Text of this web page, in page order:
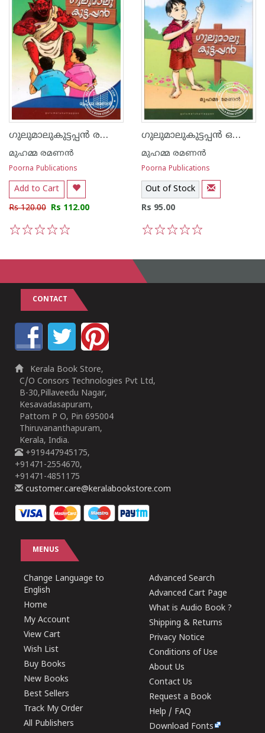
ഗുലുമാലുകുട്ടപ്പ‌ന്‍ രണ്ടാം ഭാഗം
മുഹമ്മ രമണ‌ന്‍
Poorna Publications
Add to Cart
Rs 120.00 Rs 112.00
ഗുലുമാലുകുട്ടപ്പ‌ന്‍ ഒന്നാം ഭാഗം
മുഹമ്മ രമണ‌ന്‍
Poorna Publications
Out of Stock
Rs 95.00
CONTACT
Kerala Book Store,
C/O Consors Technologies Pvt Ltd,
B-30,Pillaveedu Nagar,
Kesavadasapuram,
Pattom P O, Pin 695004
Thiruvananthapuram,
Kerala, India.
+919447945175,
+91471-2554670,
+91471-4851175
customer.care@keralabookstore.com
MENUS
Change Language to
English
Home
My Account
View Cart
Wish List
Buy Books
New Books
Best Sellers
Track My Order
All Publishers
Advanced Search
Advanced Cart Page
What is Audio Book ?
Shipping & Returns
Privacy Notice
Conditions of Use
About Us
Contact Us
Request a Book
Help / FAQ
Download Fonts